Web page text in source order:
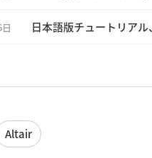
日本語版チュートリア
Altair